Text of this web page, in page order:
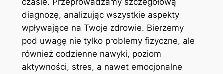
czasie. Przeprowadzamy szczegółową
diagnozę, analizując wszystkie aspekty
wpływające na Twoje zdrowie. Bierzemy
pod uwagę nie tylko problemy fizyczne, ale
również codzienne nawyki, poziom
aktywności, stres, a nawet emocjonalne